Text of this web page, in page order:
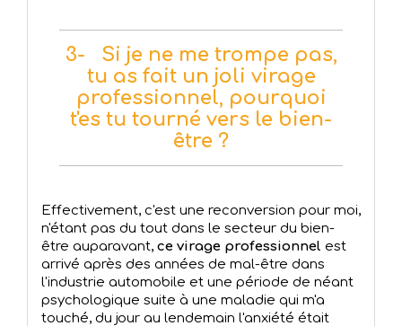
3- Si je ne me trompe pas,
tu as fait un joli virage
professionnel, pourquoi
t'es tu tourné vers le bien-
être ?
Effectivement, c'est une reconversion pour moi,
n'étant pas du tout dans le secteur du bien-
être auparavant, ce virage professionnel est
arrivé après des années de mal-être dans
l'industrie automobile et une période de néant
psychologique suite à une maladie qui m'a
touché, du jour au lendemain l'anxiété était